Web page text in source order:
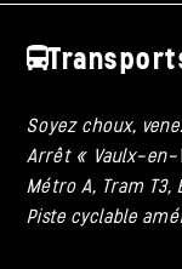
Soyez choux,
Arrêt « Vaulx-en-
Métro A, Tram T3,
Piste cyclable